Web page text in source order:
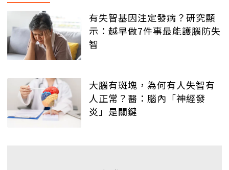
有失智基因注定發病？研究顯
示：越早做7件事最能護腦防失
智
大腦有斑塊，為何有人失智有
人正常？醫：腦內「神經發
炎」是關鍵